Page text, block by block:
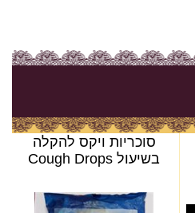
סוכריות ויקס להקלה
בשיעול Cough Drops